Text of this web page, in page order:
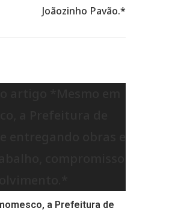
Joãozinho Pavão.*
a Prefeitura de